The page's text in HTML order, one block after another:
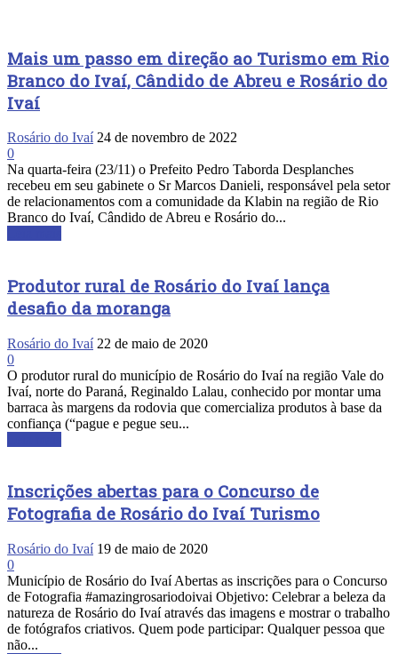
Mais um passo em direção ao Turismo em Rio
Branco do Ivaí, Cândido de Abreu e Rosário do
Ivaí
Rosário do Ivaí 24 de novembro de 2022
0
Na quarta-feira (23/11) o Prefeito Pedro Taborda Desplanches
recebeu em seu gabinete o Sr Marcos Danieli, responsável pela setor
de relacionamentos com a comunidade da Klabin na região de Rio
Branco do Ivaí, Cândido de Abreu e Rosário do...
Produtor rural de Rosário do Ivaí lança
desafio da moranga
Rosário do Ivaí 22 de maio de 2020
0
O produtor rural do município de Rosário do Ivaí na região Vale do
Ivaí, norte do Paraná, Reginaldo Lalau, conhecido por montar uma
barraca às margens da rodovia que comercializa produtos à base da
confiança (“pague e pegue seu...
Inscrições abertas para o Concurso de
Fotografia de Rosário do Ivaí Turismo
Rosário do Ivaí 19 de maio de 2020
0
Município de Rosário do Ivaí Abertas as inscrições para o Concurso
de Fotografia #amazingrosariodoivai Objetivo: Celebrar a beleza da
natureza de Rosário do Ivaí através das imagens e mostrar o trabalho
de fotógrafos criativos. Quem pode participar: Qualquer pessoa que
não...